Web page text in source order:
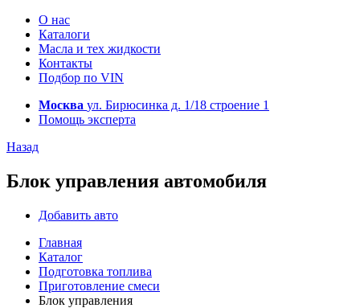
О нас
Каталоги
Масла и тех жидкости
Контакты
Подбор по VIN
Москва ул. Бирюсинка д. 1/18 строение 1
Помощь эксперта
Назад
Блок управления автомобиля
Добавить авто
Главная
Каталог
Подготовка топлива
Приготовление смеси
Блок управления